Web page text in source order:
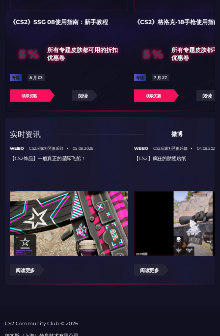
《CS2》SSG 08使用指南：新手教程
5%
所有专题皮肤都可用的折扣
优惠卷
专题 8 月 03
领取优惠 阅读
《CS2》格洛克-18手枪使用指
5%
所有专题皮肤都
优惠卷
专题 7 月 27
领取优惠 阅读
实时资讯 微博
WEIBO CS2玩家社区俱乐部 05.08.2026
【CS2饰品】一艘真正的星际飞船！
阅读更多
WEIBO CS2玩家社区俱乐部 04.08.2026
【CS2】疯狂的骷髅贴纸
阅读更多
СS2 Community Club © 2026